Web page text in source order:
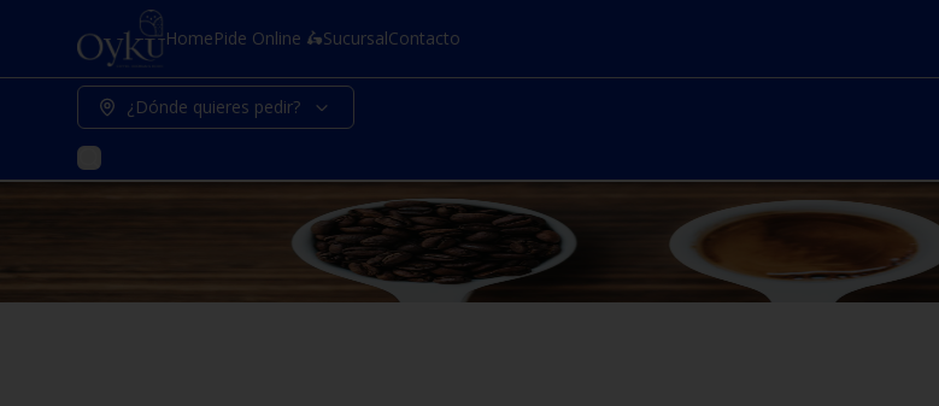
HomePide Online 🛵SucursalContacto
¿Dónde quieres pedir?